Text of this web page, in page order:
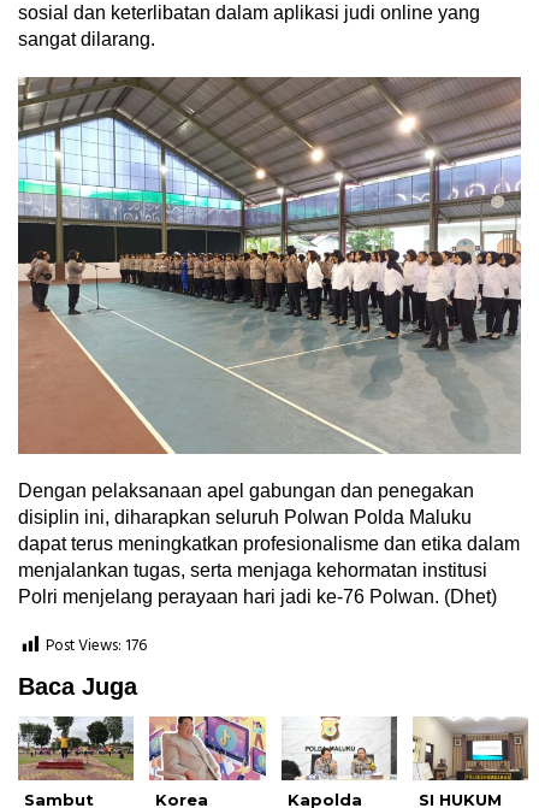
sosial dan keterlibatan dalam aplikasi judi online yang
sangat dilarang.
Dengan pelaksanaan apel gabungan dan penegakan
disiplin ini, diharapkan seluruh Polwan Polda Maluku
dapat terus meningkatkan profesionalisme dan etika dalam
menjalankan tugas, serta menjaga kehormatan institusi
Polri menjelang perayaan hari jadi ke-76 Polwan. (Dhet)
Post Views: 176
Baca Juga
Sambut
Korea
Kapolda
SI HUKUM